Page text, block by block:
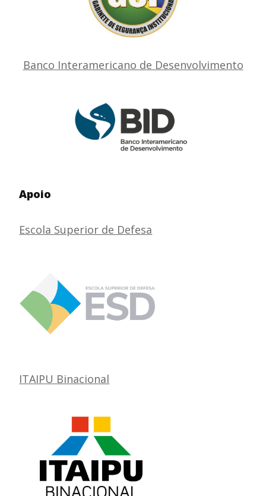
Banco Interamericano de Desenvolvimento
Apoio
Escola Superior de Defesa
ITAIPU Binacional